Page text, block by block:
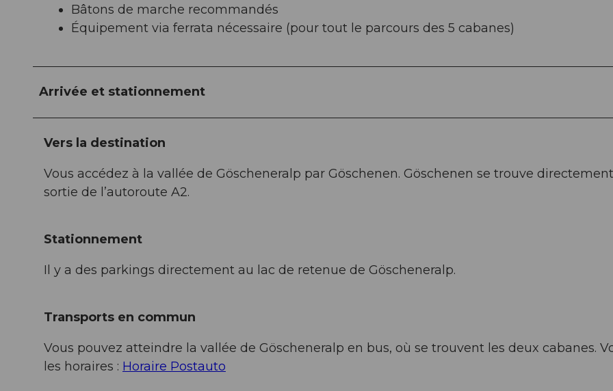
Bâtons de marche recommandés
Équipement via ferrata nécessaire (pour tout le parcours des 5 cabanes)
Arrivée et stationnement
Vers la destination
Vous accédez à la vallée de Göscheneralp par Göschenen. Göschenen se trouve
sortie de l’autoroute A2.
Stationnement
Il y a des parkings directement au lac de retenue de Göscheneralp.
Transports en commun
Vous pouvez atteindre la vallée de Göscheneralp en bus, où se trouvent les deux cabanes.
les horaires : Horaire Postauto